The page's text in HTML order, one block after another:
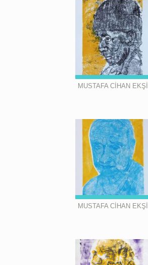
MUSTAFA CİHAN EKŞİ
MUSTAFA CİHAN EKŞİ